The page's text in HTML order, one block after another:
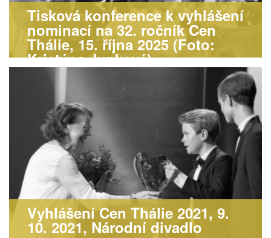
Tisková konference k vyhlášení
nominací na 32. ročník Cen
Thálie, 15. října 2025 (Foto:
Kristýna Junková)
Vyhlášení Cen Thálie 2021, 9.
10. 2021, Národní divadlo